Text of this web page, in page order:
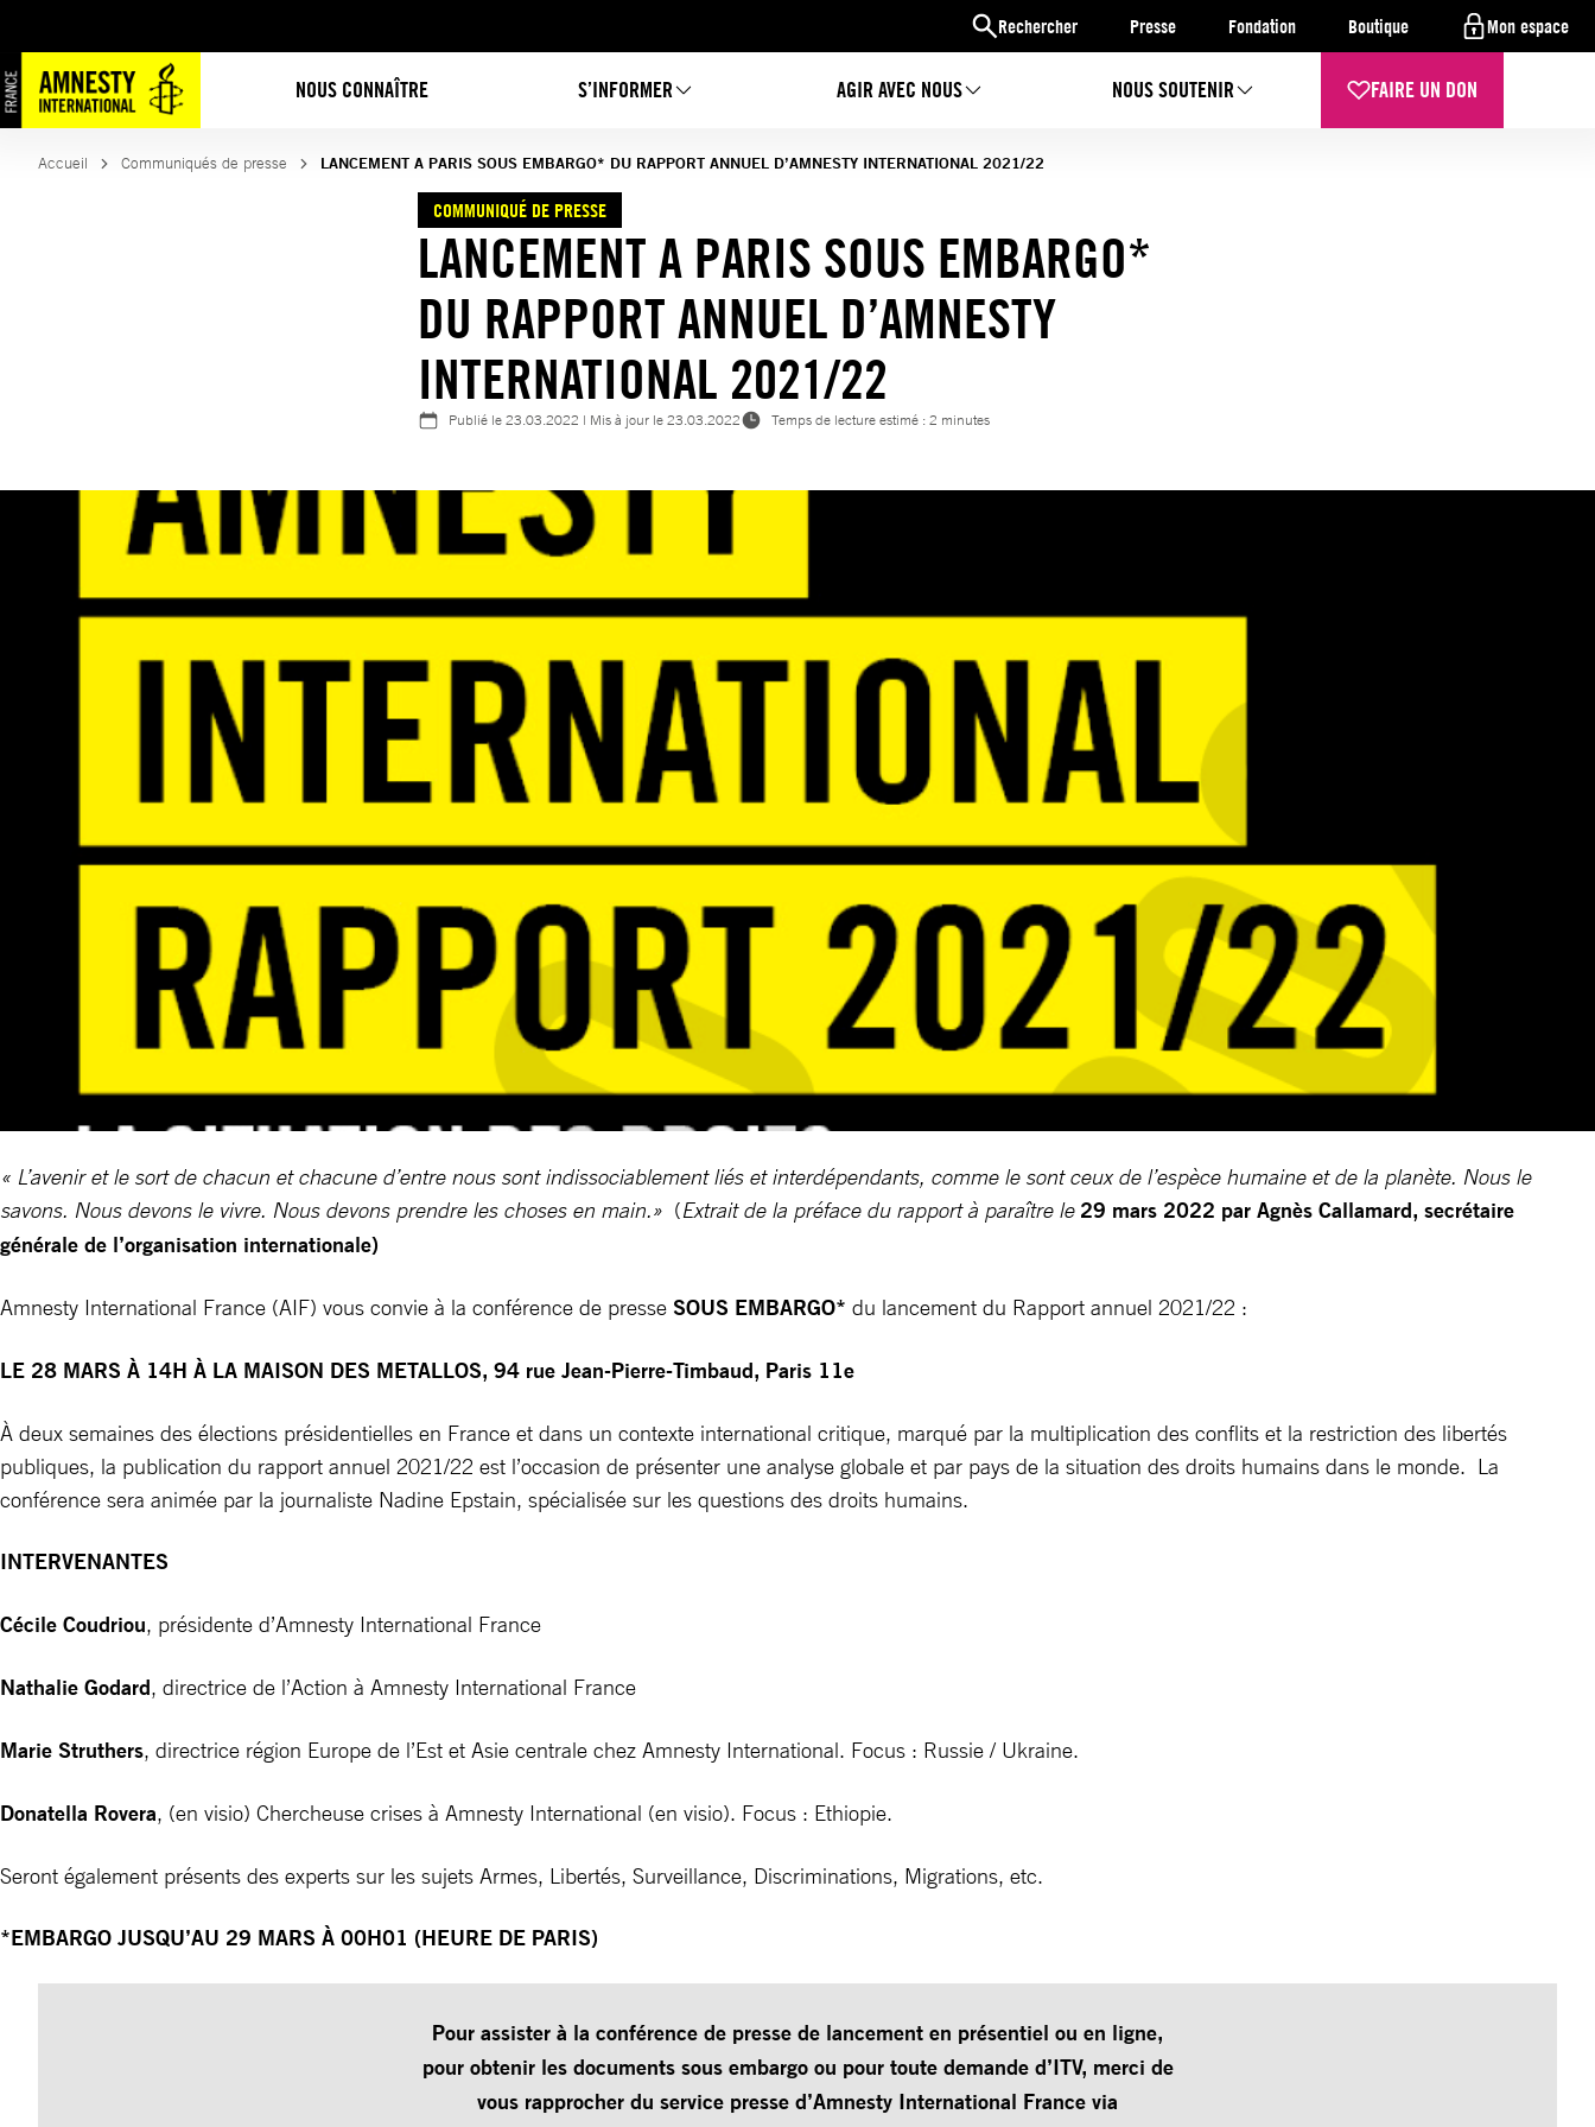
Rechercher Presse Fondation Boutique Mon espace
NOUS CONNAÎTRE S’INFORMER AGIR AVEC NOUS NOUS SOUTENIR FAIRE UN DON
au
contenu
Accueil Communiqués de presse LANCEMENT A PARIS SOUS EMBARGO* DU RAPPORT ANNUEL D’AMNESTY INTERNATIONAL 2021/22
COMMUNIQUÉ DE PRESSE
LANCEMENT A PARIS SOUS EMBARGO*
DU RAPPORT ANNUEL D’AMNESTY
INTERNATIONAL 2021/22
Publié le23.03.2022 | Mis à jour le23.03.2022 Temps de lecture estimé : 2 minutes
« L’avenir et le sort de chacun et chacune d’entre nous sont indissociablement liés et interdépendants, comme le sont ceux de l’espèce humaine et de la planète. Nous le
savons. Nous devons le vivre. Nous devons prendre les choses en main.» (Extrait de la préface du rapport à paraître le 29 mars 2022 par Agnès Callamard, secrétaire
générale de l’organisation internationale)
Amnesty International France (AIF) vous convie à la conférence de presse SOUS EMBARGO* du lancement du Rapport annuel 2021/22 :
LE 28 MARS À 14H À LA MAISON DES METALLOS, 94 rue Jean-Pierre-Timbaud, Paris 11e
À deux semaines des élections présidentielles en France et dans un contexte international critique, marqué par la multiplication des conflits et la restriction des libertés
publiques, la publication du rapport annuel 2021/22 est l’occasion de présenter une analyse globale et par pays de la situation des droits humains dans le monde. La
conférence sera animée par la journaliste Nadine Epstain, spécialisée sur les questions des droits humains.
INTERVENANTES
Cécile Coudriou, présidente d’Amnesty International France
Nathalie Godard, directrice de l’Action à Amnesty International France
Marie Struthers, directrice région Europe de l’Est et Asie centrale chez Amnesty International. Focus : Russie / Ukraine.
Donatella Rovera, (en visio) Chercheuse crises à Amnesty International (en visio). Focus : Ethiopie.
Seront également présents des experts sur les sujets Armes, Libertés, Surveillance, Discriminations, Migrations, etc.
*EMBARGO JUSQU’AU 29 MARS À 00H01 (HEURE DE PARIS)
Pour assister à la conférence de presse de lancement en présentiel ou en ligne,
pour obtenir les documents sous embargo ou pour toute demande d’ITV, merci de
vous rapprocher du service presse d’Amnesty International France via